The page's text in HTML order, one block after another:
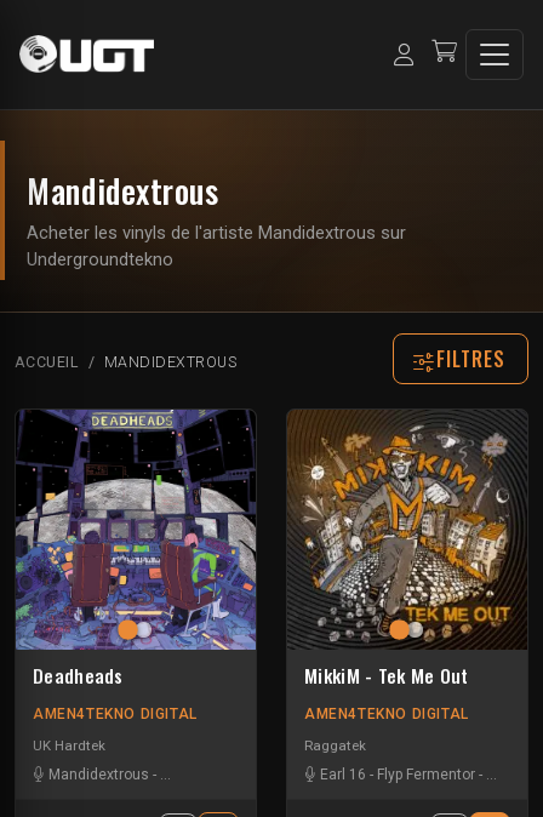
Mandidextrous
Acheter les vinyls de l'artiste Mandidextrous sur
Undergroundtekno
ACCUEIL MANDIDEXTROUS FILTRES
Deadheads
AMEN4TEKNO DIGITAL
UK Hardtek
Mandidextrous - Matt Scratch
MikkiM - Tek Me Out
AMEN4TEKNO DIGITAL
Raggatek
Earl 16 - Flyp Fermentor - Lifesize